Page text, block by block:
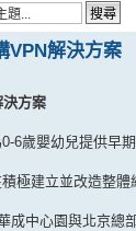
VPN解決方案
方案
6歲嬰幼兒提供早
建立並改造整體
中心園與北京總部